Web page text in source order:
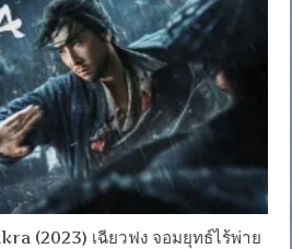
(2023) เฉียวฟง จอมยุทธ์ไร้พ่าย